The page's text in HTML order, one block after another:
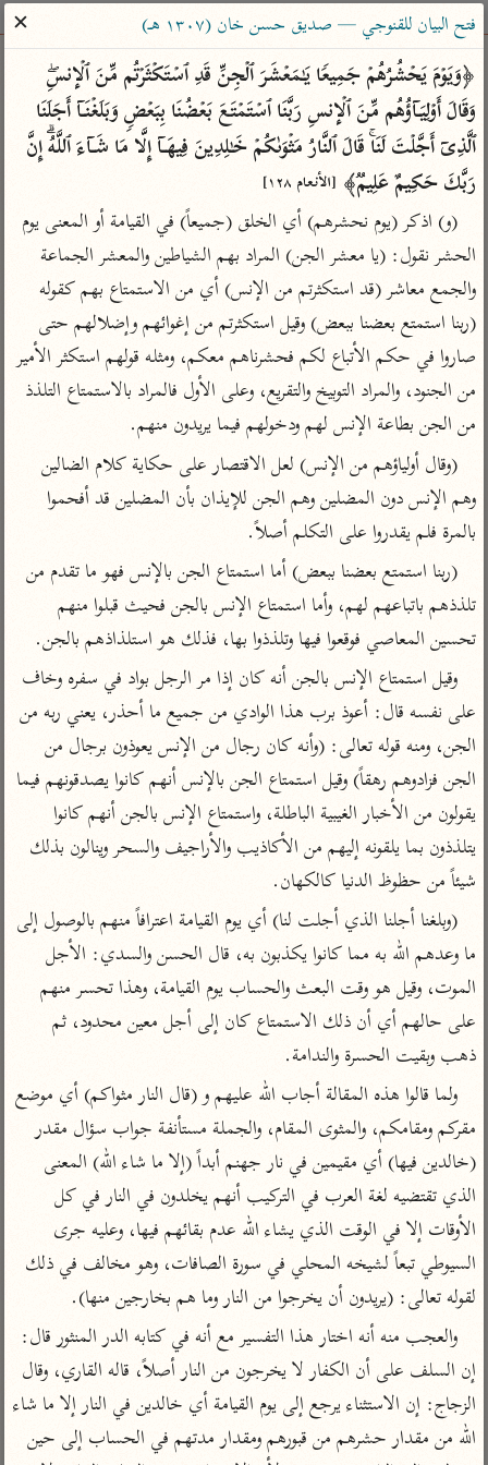
ساهم معنا في نشر القرآن والعلم الشرعي
الباحث القرآني
بحث تفسير علوم مصاحف معاجم
Type 2 or more characters for results.
Type 1 or more
characters for results.
أمّهات
تفسير الطبري
تفسير ابن كثير
تفسير القرطبي
تفسير البغوي
جمع الأقوال
تفسير ابن الجوزي
تفسير الماوردي
منتقاة
تفسير ابن القيم
تفسير ابن تيمية
عامّة
تفسير السمعاني
تفسير مكّي
محاسن التأويل
للقاسمي
تفسير الثعالبي
تفسير السمرقندي
تفسير الثعلبي
عامّة
فتح البيان للقنوجي
فتح القدير للشوكاني
تفسير ابن جزي
موسوعات
تفسير الآلوسي
تفسير الرازي
أخرى
أضواء البيان
نظم الدرر للبقاعي
لغة وبلاغة
التحرير والتنوير
المحرر الوجيز لابن
عطية
البحر المحيط لأبي
حيان
البسيط للواحدي
تفسير أبي السعود
الكشاف للزمخشري
معاصرة
الميسر
المختصر في
التفسير
تفسير السعدي
أيسر التفاسير
القرآن – تدبر وعمل
مركَّزة العبارة
تفسير الجلالين
جامع البيان للإيجي
تفسير البيضاوي
تفسير النسفي
الوجيز للواحدي
تفسير ابن أبي زمنين
آثار
موسوعة التفسير
المأثور
الدر المنثور
تفسير ابن أبي حاتم
تفسير قتادة
اشترك لتصلك أخبار مشاريعنا
اشترك
راسلنا تليجرام • تويتر
•تعليمات•عن الباحث القرآني
فتح البيان للقنوجي — صديق حسن خان (١٣٠٧ هـ)
✕
رَبَّكَ حَكِیمٌ عَلِیمࣱ﴾ [الأنعام ١٢٨]
صاروا في حكم الأتباع لكم فحشرناهم معكم، ومثله قولهم استكثر الأمير
من الجن بطاعة الإنس لهم ودخولهم فيما يريدون منهم.
بالمرة فلم يقدروا على التكلم أصلاً.
تحسين المعاصي فوقعوا فيها وتلذذوا بها، فذلك هو استلذاذهم بالجن.
شيئاً من حظوظ الدنيا كالكهان.
ذهب وبقيت الحسرة والندامة.
مقركم ومقامكم، والمثوى المقام، والجملة مستأنفة جواب سؤال مقدر
لقوله تعالى: (يريدون أن يخرجوا من النار وما هم بخارجين منها).